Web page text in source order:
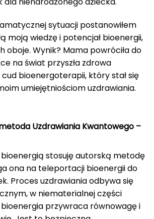
sytuacji postanowiłem
moją wiedzę i potencjał bioenergii,
oboje. Wynik? Mama powróciła do
na świat przyszła zdrowa
bioenergoterapii, który stał się
umiejętniościom uzdrawiania.
Uzdrawiania Kwantowego –
stosuję autorską metodę
ona na teleportacji bioenergii do
Proces uzdrawiania odbywa się
w niematerialnej części
bioenergia przywraca równowagę i